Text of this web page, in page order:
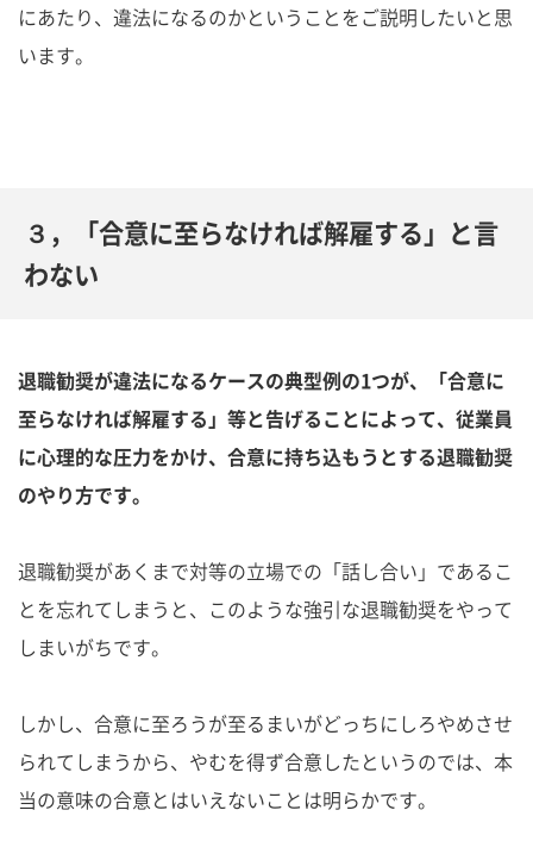
にあたり、違法になるのかということをご説明したいと思
います。
３，「合意に至らなければ解雇する」と言
わない
退職勧奨が違法になるケースの典型例の1つが、「合意に
至らなければ解雇する」等と告げることによって、従業員
に心理的な圧力をかけ、合意に持ち込もうとする退職勧奨
のやり方です。
退職勧奨があくまで対等の立場での「話し合い」であるこ
とを忘れてしまうと、このような強引な退職勧奨をやって
しまいがちです。
しかし、合意に至ろうが至るまいがどっちにしろやめさせ
られてしまうから、やむを得ず合意したというのでは、本
当の意味の合意とはいえないことは明らかです。